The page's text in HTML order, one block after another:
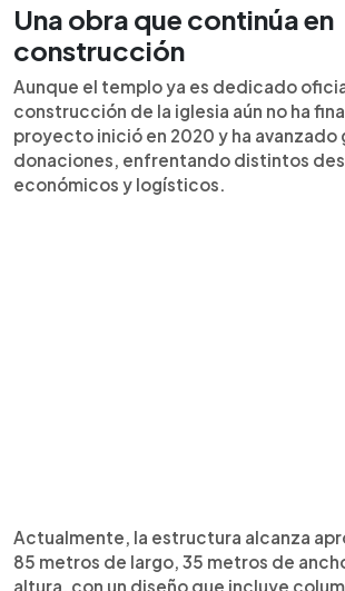
Una obra que continúa en
construcción
Aunque el templo ya es dedicado
construcción de la iglesia aún no ha
proyecto inició en 2020 y ha avanzado
donaciones, enfrentando distintos
económicos y logísticos.
Actualmente, la estructura alcanza
85 metros de largo, 35 metros de
altura, con un diseño que incluye